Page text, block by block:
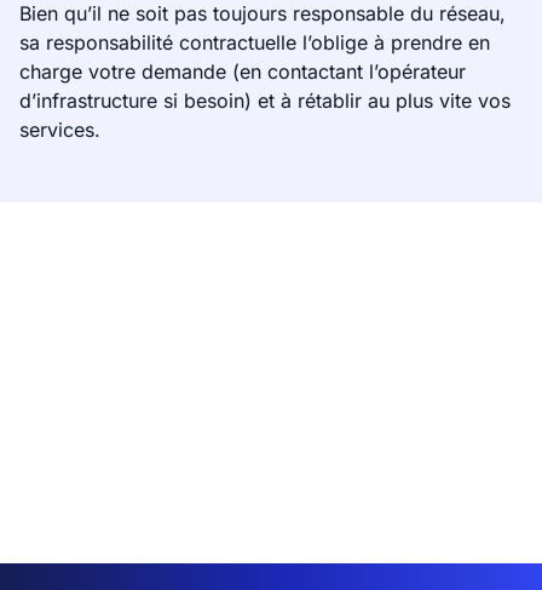
Bien qu’il ne soit pas toujours responsable du réseau,
sa responsabilité contractuelle l’oblige à prendre en
charge votre demande (en contactant l’opérateur
d’infrastructure si besoin) et à rétablir au plus vite vos
services.